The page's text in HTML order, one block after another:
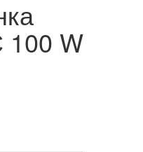
100 W